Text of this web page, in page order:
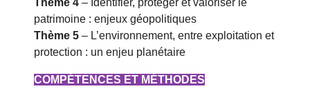
patrimoine : enjeux géopolitiques
Thème 5 – L’environnement, entre exploitation et
protection : un enjeu planétaire
COMPÉTENCES ET MÉTHODES